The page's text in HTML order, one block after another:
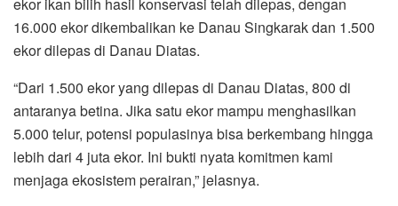
ekor ikan bilih hasil konservasi telah dilepas, dengan
16.000 ekor dikembalikan ke Danau Singkarak dan 1.500
ekor dilepas di Danau Diatas.
“Dari 1.500 ekor yang dilepas di Danau Diatas, 800 di
antaranya betina. Jika satu ekor mampu menghasilkan
5.000 telur, potensi populasinya bisa berkembang hingga
lebih dari 4 juta ekor. Ini bukti nyata komitmen kami
menjaga ekosistem perairan,” jelasnya.